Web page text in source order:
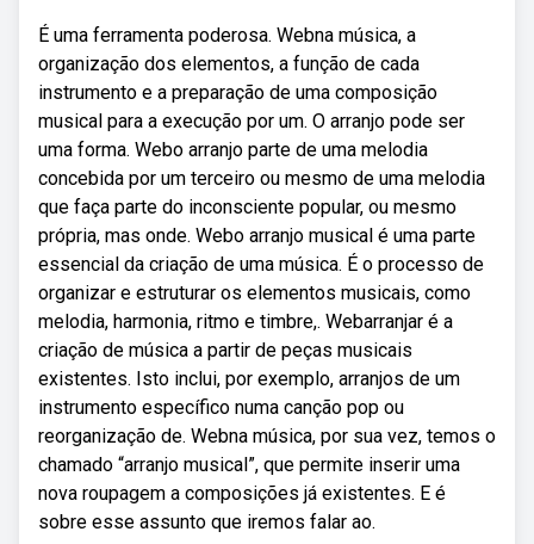
É uma ferramenta poderosa. Webna música, a
organização dos elementos, a função de cada
instrumento e a preparação de uma composição
musical para a execução por um. O arranjo pode ser
uma forma. Webo arranjo parte de uma melodia
concebida por um terceiro ou mesmo de uma melodia
que faça parte do inconsciente popular, ou mesmo
própria, mas onde. Webo arranjo musical é uma parte
essencial da criação de uma música. É o processo de
organizar e estruturar os elementos musicais, como
melodia, harmonia, ritmo e timbre,. Webarranjar é a
criação de música a partir de peças musicais
existentes. Isto inclui, por exemplo, arranjos de um
instrumento específico numa canção pop ou
reorganização de. Webna música, por sua vez, temos o
chamado “arranjo musical”, que permite inserir uma
nova roupagem a composições já existentes. E é
sobre esse assunto que iremos falar ao.